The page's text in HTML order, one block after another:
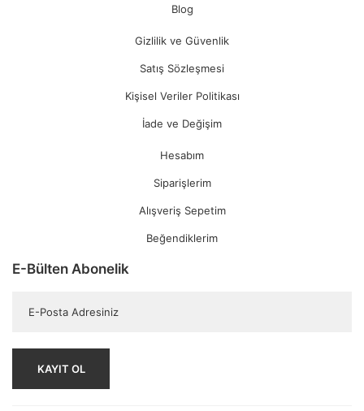
Blog
Gizlilik ve Güvenlik
Satış Sözleşmesi
Kişisel Veriler Politikası
İade ve Değişim
Hesabım
Siparişlerim
Alışveriş Sepetim
Beğendiklerim
E-Bülten Abonelik
KAYIT OL